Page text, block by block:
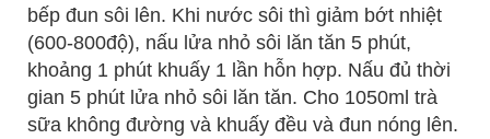
bếp đun sôi lên. Khi nước sôi thì giảm bớt nhiệt
(600-800độ), nấu lửa nhỏ sôi lăn tăn 5 phút,
khoảng 1 phút khuấy 1 lần hỗn hợp. Nấu đủ thời
gian 5 phút lửa nhỏ sôi lăn tăn. Cho 1050ml trà
sữa không đường và khuấy đều và đun nóng lên.